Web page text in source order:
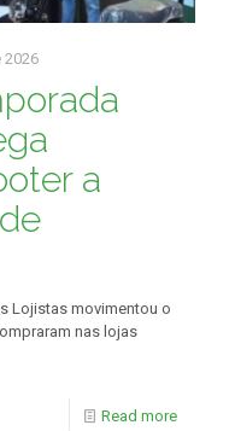
2026
a
Lojistas movimentou o
nas lojas
Read more